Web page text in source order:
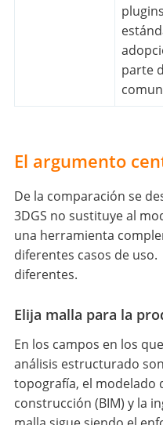
parte
El argumento
De la comparación se
3DGS no sustituye al
una herramienta
diferentes casos de uso.
diferentes.
Elija malla para la
En los campos en los
análisis estructurado
topografía, el modelado
construcción (BIM) y la